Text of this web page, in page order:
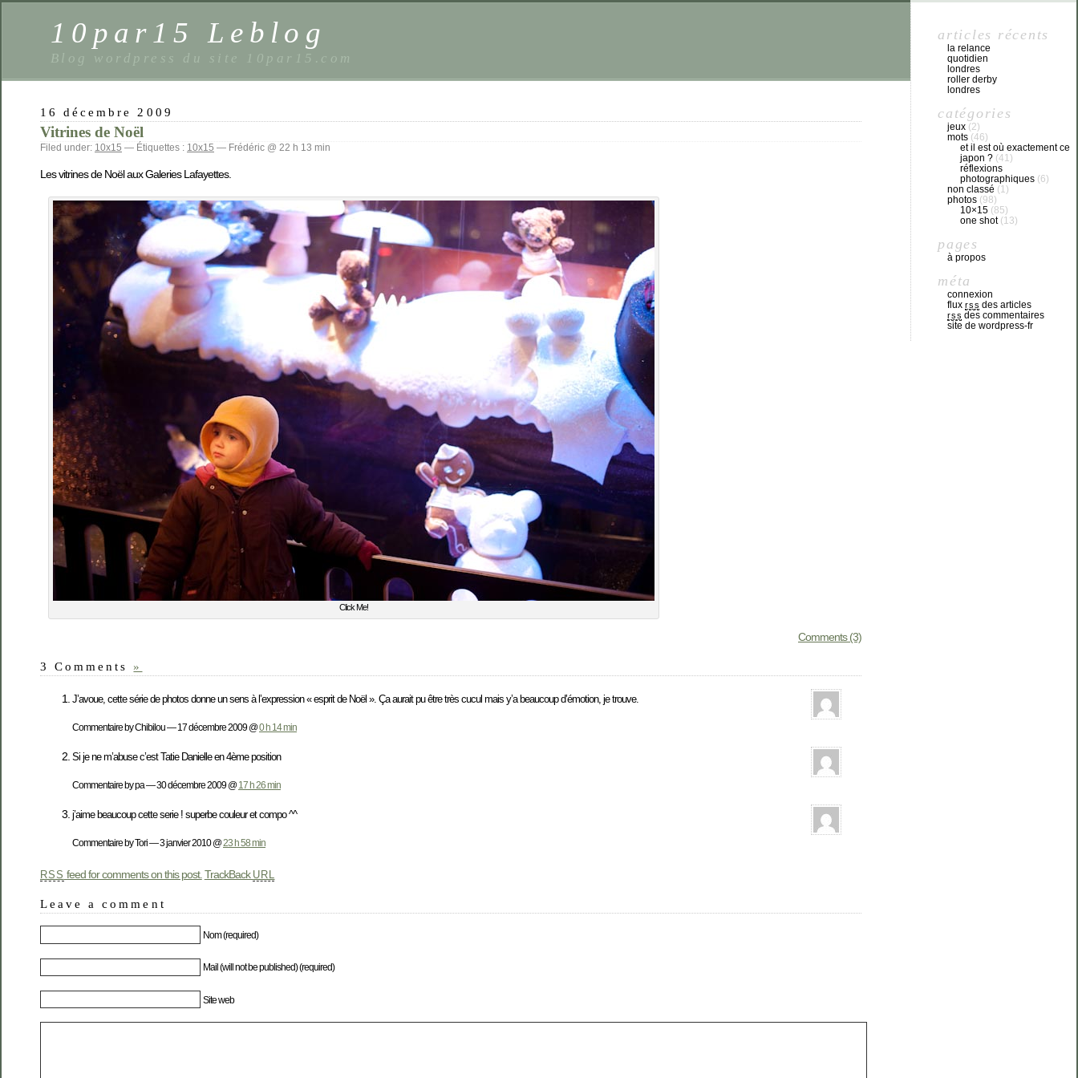
10par15 Leblog
Blog wordpress du site 10par15.com
16 décembre 2009
Vitrines de Noël
Filed under: 10x15 — Étiquettes : 10x15 — Frédéric @ 22 h 13 min
Les vitrines de Noël aux Galeries Lafayettes.
Click Me!
Comments (3)
3 Comments »
J’avoue, cette série de photos donne un sens à l’expression « esprit de Noël ». Ça aurait pu être très cucul mais y’a beaucoup d’émotion, je trouve.
Commentaire by Chibilou — 17 décembre 2009 @0 h 14 min
Si je ne m’abuse c’est Tatie Danielle en 4ème position
Commentaire by pa — 30 décembre 2009 @17 h 26 min
j’aime beaucoup cette serie ! superbe couleur et compo ^^
Commentaire by Tori — 3 janvier 2010 @23 h 58 min
RSS feed for comments on this post. TrackBack URL
Leave a comment
Nom (required)
Mail (will not be published) (required)
Site web
articles récents
la relance
quotidien
londres
roller derby
londres
catégories
jeux (2)
mots (46)
et il est où exactement ce
japon ? (41)
réflexions
photographiques (6)
non classé (1)
photos (98)
10×15 (85)
one shot(13)
pages
à propos
méta
connexion
flux rss des articles
rss des commentaires
site de wordpress-fr